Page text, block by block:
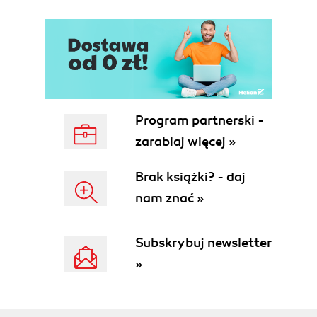
Ustawienia związane z położeniem plików
(82)
Ustawienia formatek (83)
Ustawienia ogólne (85)
Ustawienia projektów (90)
Ustawienia regionalne (92)
Ustawienia zdalnego dostępu do danych (94)
Ustawienia kolorowania składni (96)
Jak uzyskać pomoc (99)
Wykorzystanie spisu treści (100)
Rozdział 2. Wprowadzenie do zasad
programowania (107)
Program partnerski -
zarabiaj więcej »
Brak książki? - daj
nam znać »
Subskrybuj newsletter
»